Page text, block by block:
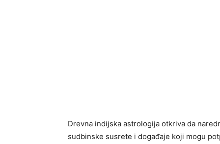
Drevna indijska astrologija otkriva da
sudbinske susrete i događaje koji mogu